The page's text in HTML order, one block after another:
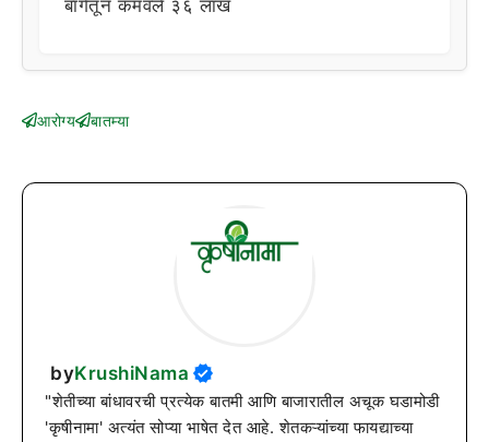
बागेतून कमवले ३६ लाख
आरोग्य बातम्या
byKrushiNama
"शेतीच्या बांधावरची प्रत्येक बातमी आणि बाजारातील अचूक घडामोडी
'कृषीनामा' अत्यंत सोप्या भाषेत देत आहे. शेतकऱ्यांच्या फायद्याच्या